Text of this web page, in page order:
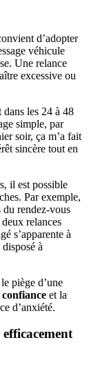
d’adopter
véhicule
Une relance
excessive ou
les 24 à 48
simple, par
soir, ça m’a fait
sincère tout en
il est possible
Par exemple,
du rendez-vous
relances
s’apparente à
disposé à
piège d’une
confiance et la
d’anxiété.